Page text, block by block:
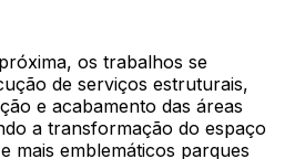
os trabalhos se
de serviços estruturais,
e acabamento das áreas
a transformação do espaço
mais emblemáticos parques